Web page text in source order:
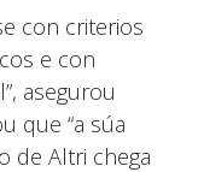
con criterios
e con
asegurou
que “a súa
de Altri chega